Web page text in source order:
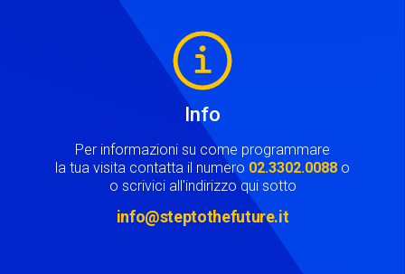
Info
Per informazioni su come programmare
la tua visita contatta il numero 02.3302.0088 o
o scrivici all'indirizzo qui sotto
info@steptothefuture.it